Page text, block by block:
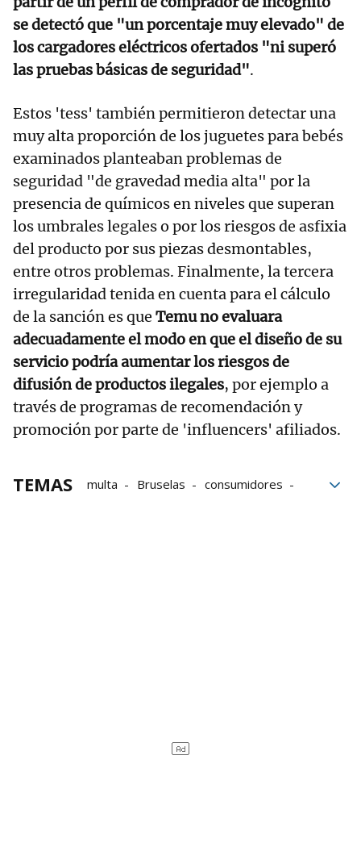
se detectó que "un porcentaje muy elevado" de
los cargadores eléctricos ofertados "ni superó
las pruebas básicas de seguridad".
Estos 'tess' también permitieron detectar una
muy alta proporción de los juguetes para bebés
examinados planteaban problemas de
seguridad "de gravedad media alta" por la
presencia de químicos en niveles que superan
los umbrales legales o por los riesgos de asfixia
del producto por sus piezas desmontables,
entre otros problemas. Finalmente, la tercera
irregularidad tenida en cuenta para el cálculo
de la sanción es que Temu no evaluara
adecuadamente el modo en que el diseño de su
servicio podría aumentar los riesgos de
difusión de productos ilegales, por ejemplo a
través de programas de recomendación y
promoción por parte de 'influencers' afiliados.
TEMAS multa Bruselas
consumidores